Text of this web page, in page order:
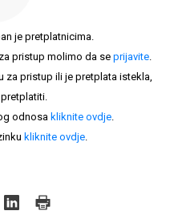
je pretplatnicima.
pristup molimo da se prijavite.
za pristup ili je pretplata istekla,
odnosa kliknite ovdje.
kliknite ovdje.